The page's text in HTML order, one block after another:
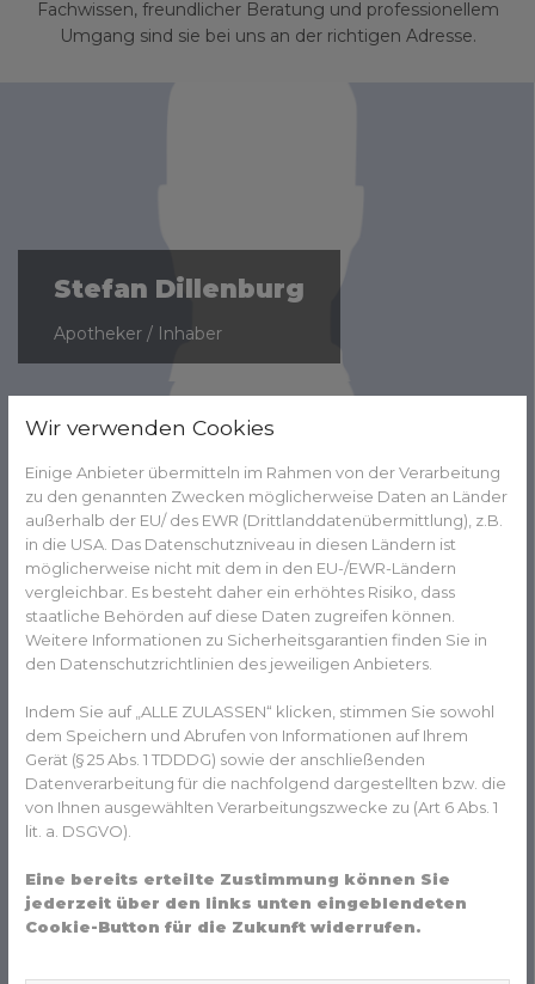
Fachwissen, freundlicher Beratung und professionellem
Umgang sind sie bei uns an der richtigen Adresse.
Stefan Dillenburg
Apotheker / Inhaber
Eva Winkens
Apothekerin
Diana Nour Eddin
Apothekerin
Wir verwenden Cookies
Einige Anbieter übermitteln im Rahmen von der Verarbeitung
zu den genannten Zwecken möglicherweise Daten an Länder
außerhalb der EU/ des EWR (Drittlanddatenübermittlung), z.B.
in die USA. Das Datenschutzniveau in diesen Ländern ist
möglicherweise nicht mit dem in den EU-/EWR-Ländern
vergleichbar. Es besteht daher ein erhöhtes Risiko, dass
staatliche Behörden auf diese Daten zugreifen können.
Weitere Informationen zu Sicherheitsgarantien finden Sie in
den Datenschutzrichtlinien des jeweiligen Anbieters.
Indem Sie auf „ALLE ZULASSEN“ klicken, stimmen Sie sowohl
dem Speichern und Abrufen von Informationen auf Ihrem
Gerät (§ 25 Abs. 1 TDDDG) sowie der anschließenden
Datenverarbeitung für die nachfolgend dargestellten bzw. die
von Ihnen ausgewählten Verarbeitungszwecke zu (Art 6 Abs. 1
lit. a. DSGVO).
Eine bereits erteilte Zustimmung können Sie
jederzeit über den links unten eingeblendeten
Cookie-Button für die Zukunft widerrufen.